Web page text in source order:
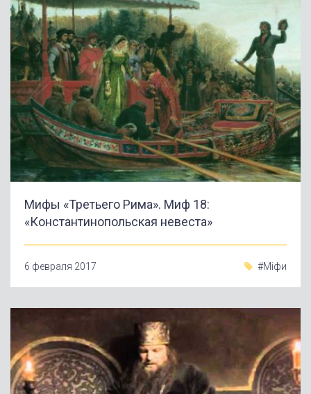
Мифы «Третьего Рима». Миф 18:
«Константинопольская невеста»
6 февраля 2017 #Міфи